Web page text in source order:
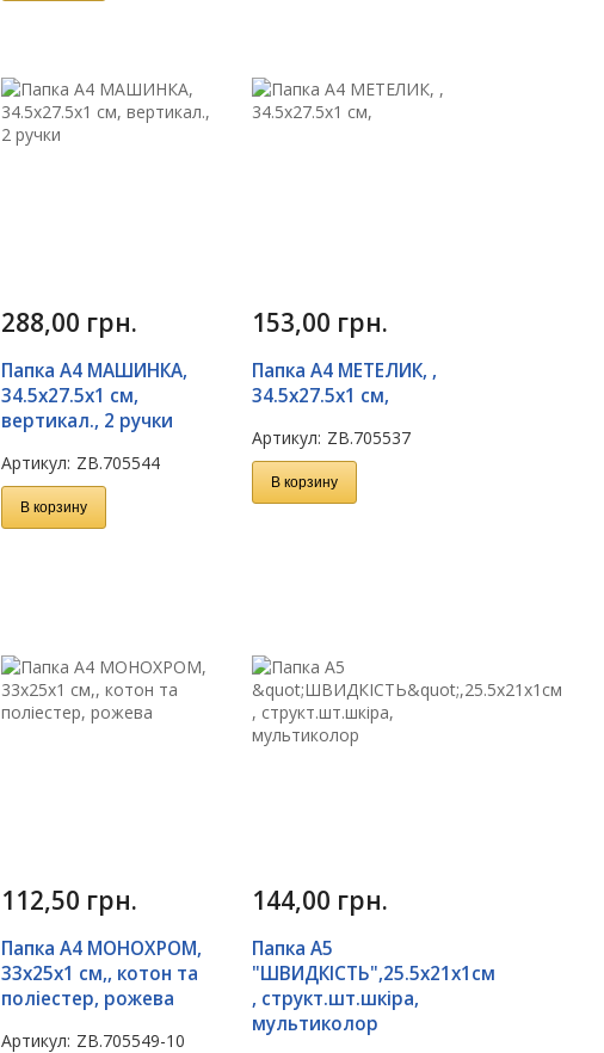
288,00 грн.
Папка А4 МАШИНКА,
34.5х27.5х1 см,
вертикал., 2 ручки
Артикул: ZB.705544
В корзину
153,00 грн.
Папка А4 МЕТЕЛИК, ,
34.5х27.5х1 см,
Артикул: ZB.705537
В корзину
112,50 грн.
Папка А4 МОНОХРОМ,
33x25x1 см,, котон та
поліестер, рожева
Артикул: ZB.705549-10
144,00 грн.
Папка А5
"ШВИДКІСТЬ",25.5х21х1см
, структ.шт.шкіра,
мультиколор